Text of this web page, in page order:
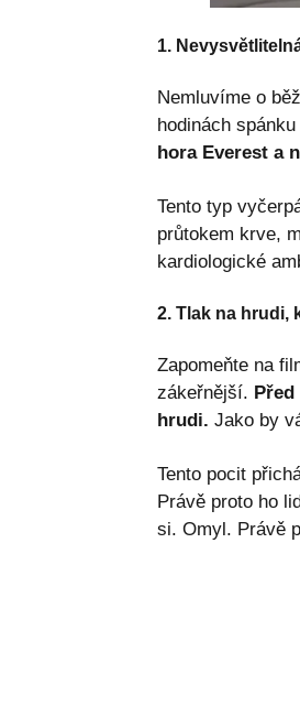
1.
Nemluvíme o
hodinách
hora Everest a
Tento typ
průtokem krve,
kardiologické
2. Tlak na hrudi,
Zapomeňte na
zákeřnější.
hrudi. Jako by
Tento pocit
Právě proto ho
si. Omyl. Právě